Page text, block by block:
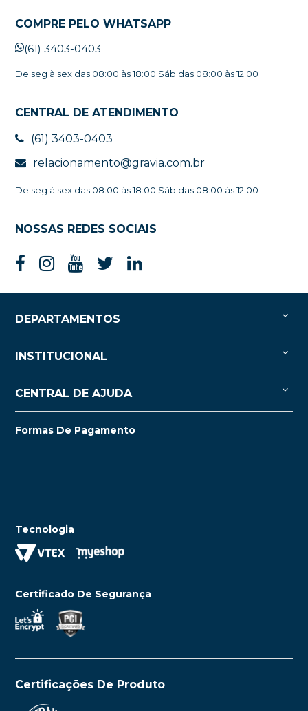
COMPRE PELO WHATSAPP
(61) 3403-0403
De seg à sex das 08:00 às 18:00 Sáb das 08:00 às 12:00
CENTRAL DE ATENDIMENTO
(61) 3403-0403
relacionamento@gravia.com.br
De seg à sex das 08:00 às 18:00 Sáb das 08:00 às 12:00
NOSSAS REDES SOCIAIS
DEPARTAMENTOS
INSTITUCIONAL
CENTRAL DE AJUDA
Formas De Pagamento
Tecnologia
Certificado De Segurança
Certificações De Produto